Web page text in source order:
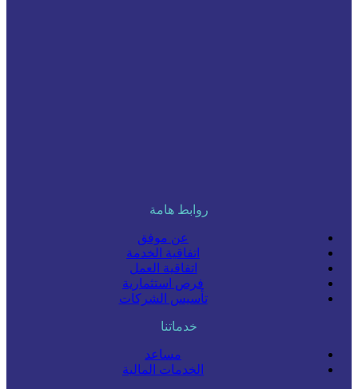
روابط هامة
عن موفق
اتفاقية الخدمة
اتفاقية العمل
فرص استثمارية
تأسيس الشركات
خدماتنا
مساعد
الخدمات المالية